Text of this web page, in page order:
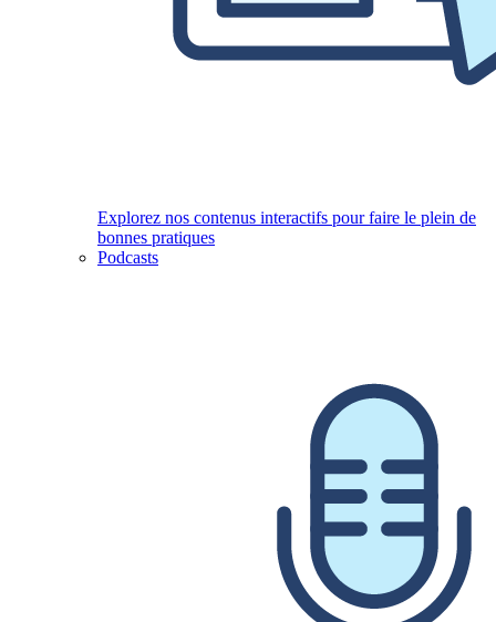
Explorez nos contenus interactifs pour faire le plein de
bonnes pratiques
Podcasts